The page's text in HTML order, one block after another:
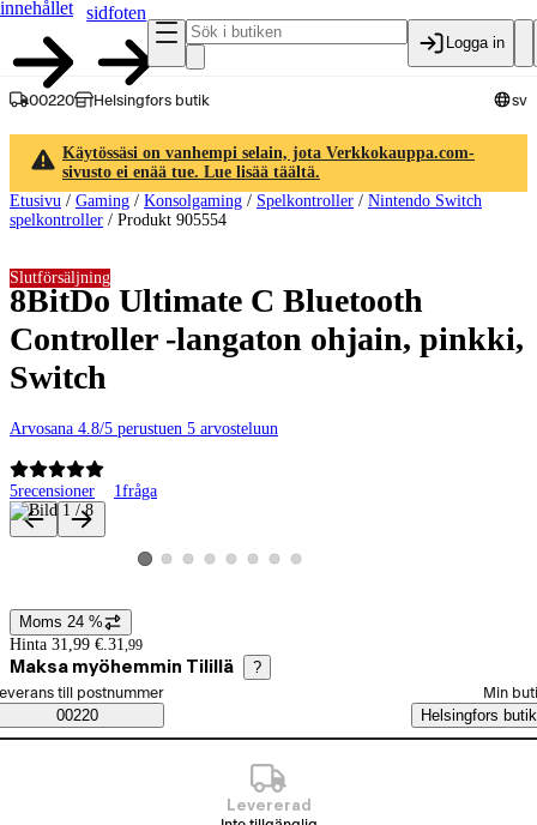
innehållet
sidfoten
Logga in
00220 Helsingfors butik sv
Käytössäsi on vanhempi selain, jota Verkkokauppa.com-
sivusto ei enää tue. Lue lisää täältä.
Etusivu / Gaming / Konsolgaming / Spelkontroller / Nintendo Switch
spelkontroller / Produkt 905554
8BitDo Ultimate C Bluetooth
Controller -langaton ohjain, pinkki,
Switch
Arvosana 4.8/5 perustuen 5 arvosteluun
5recensioner 1fråga
Slutförsäljning
Produktbilder och videor
Visa produktbild 1
Visa produktbild 2
Visa produktbild 3
Visa produktbild 4
Visa produktbild 5
Visa produktbild 6
Visa produktbild 7
Visa produktbild 8
Prisinformation
Moms 24 %
Hinta 31,99 €. 31 ,99
Maksa myöhemmin Tilillä ?
Saatavuustiedot
beställningssätt
till postnummer
00220
Min
Helsingfors butik
Levererad